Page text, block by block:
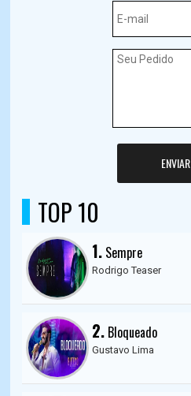
ENVIAR
TOP 10
1. Sempre
Rodrigo Teaser
2. Bloqueado
Gustavo Lima